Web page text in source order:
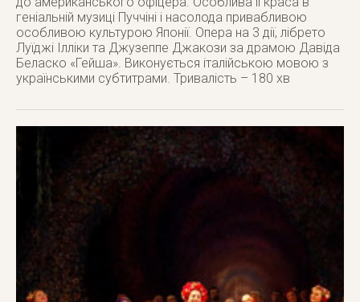
геніальній музиці Пуччіні і насолода привабливою
особливою культурою Японії. Опера на 3 дії, лібрето
Луїджі Ілліки та Джузеппе Джакози за драмою Давіда
Беласко «Гейша». Виконується італійською мовою з
українськими субтитрами. Тривалість – 180 хв